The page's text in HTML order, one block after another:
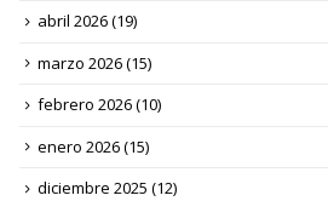
abril 2026(19)
marzo 2026(15)
febrero 2026(10)
enero 2026(15)
diciembre 2025 (12)